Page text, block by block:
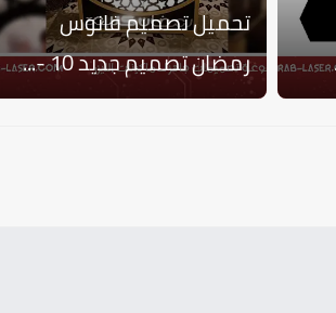
تحميل تصميم فانوس
رمضان تصميم جديد 10 -...